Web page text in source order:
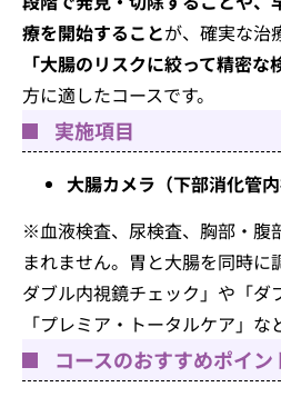
療を開始することが、確実な治
「大腸のリスクに絞って精密な
方に適したコースです。
実施項目
大腸カメラ（下部消化管内
※血液検査、尿検査、胸部・腹
まれません。胃と大腸を同時に
ダブル内視鏡チェック」や「ダ
「プレミア・トータルケア」な
コースのおすすめポイン